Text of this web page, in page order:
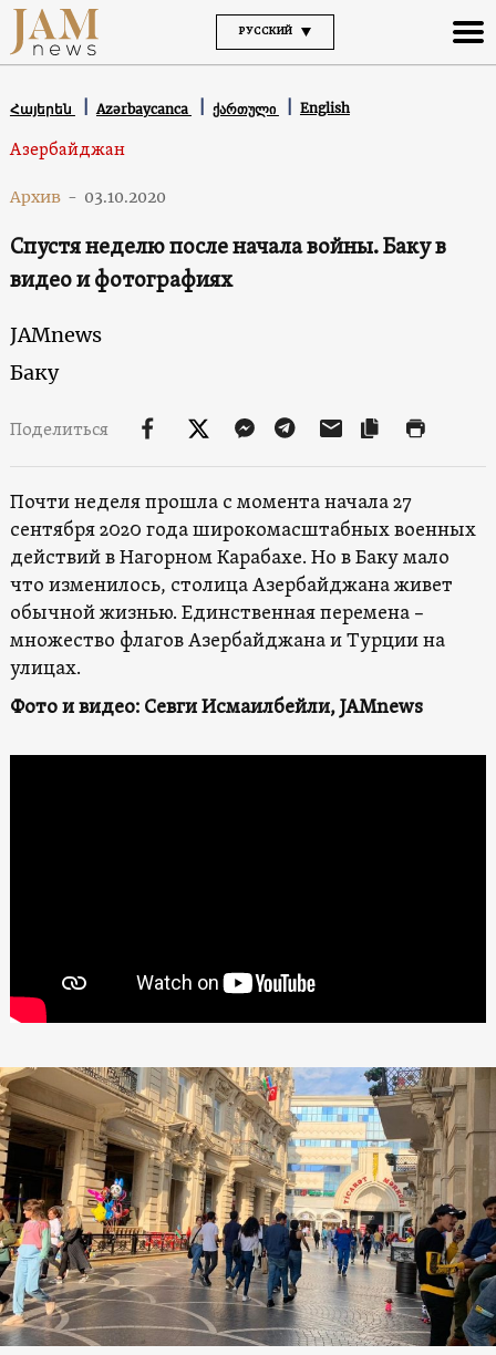
РУССКИЙ
Հայերեն Azərbaycanca ქართული English
Азербайджан
Архив - 03.10.2020
Спустя неделю после начала войны. Баку в
видео и фотографиях
JAMnews
Баку
Поделиться
Почти неделя прошла с момента начала 27
сентября 2020 года широкомасштабных военных
действий в Нагорном Карабахе. Но в Баку мало
что изменилось, столица Азербайджана живет
обычной жизнью. Единственная перемена –
множество флагов Азербайджана и Турции на
улицах.
Фото и видео: Севги Исмаилбейли, JAMnews